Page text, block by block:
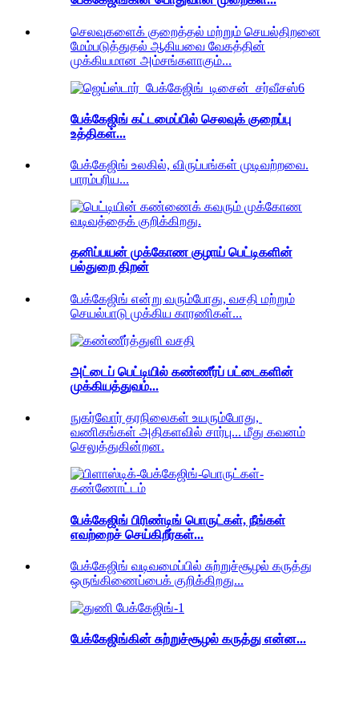
செலவுகளைக் குறைத்தல் மற்றும் செயல்திறனை
மேம்படுத்துதல் ஆகியவை வேகத்தின்
முக்கியமான அம்சங்களாகும்...
பேக்கேஜிங் கட்டமைப்பில் செலவுக் குறைப்பு
உத்திகள்...
பேக்கேஜிங் உலகில், விருப்பங்கள் முடிவற்றவை.
பாரம்பரிய...
தனிப்பயன் முக்கோண குழாய் பெட்டிகளின்
பல்துறை திறன்
பேக்கேஜிங் என்று வரும்போது, ​​வசதி மற்றும்
செயல்பாடு முக்கிய காரணிகள்...
அட்டைப் பெட்டியில் கண்ணீர்ப் பட்டைகளின்
முக்கியத்துவம்...
நுகர்வோர் தரநிலைகள் உயரும்போது, ​​
வணிகங்கள் அதிகளவில் சார்பு... மீது கவனம்
செலுத்துகின்றன.
பேக்கேஜிங் பிரிண்டிங் பொருட்கள், நீங்கள்
எவற்றைச் செய்கிறீர்கள்...
பேக்கேஜிங் வடிவமைப்பில் சுற்றுச்சூழல் கருத்து
ஒருங்கிணைப்பைக் குறிக்கிறது...
பேக்கேஜிங்கின் சுற்றுச்சூழல் கருத்து என்ன...